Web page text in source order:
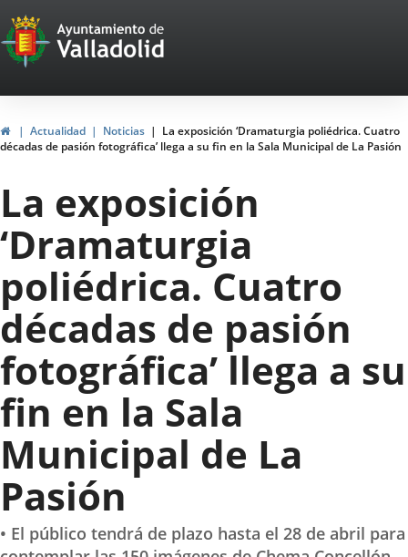
Portal
Web
del
Ayuntamiento
de
Valladolid
HomeActualidad Noticias
La exposición ‘Dramaturgia poliédrica. Cuatro
décadas de pasión fotográfica’ llega a su fin en la Sala Municipal de La Pasión
La exposición
‘Dramaturgia
poliédrica. Cuatro
décadas de pasión
fotográfica’ llega a su
fin en la Sala
Municipal de La
Pasión
• El público tendrá de plazo hasta el 28 de abril para